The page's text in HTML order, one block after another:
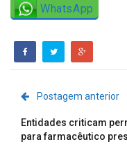
WhatsApp
Postagem anterior
Entidades criticam
para farmacêutico